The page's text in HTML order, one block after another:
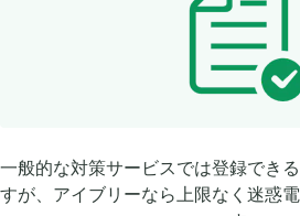
一般的な対策サービスでは登録でき
すが、アイブリーなら上限なく迷惑